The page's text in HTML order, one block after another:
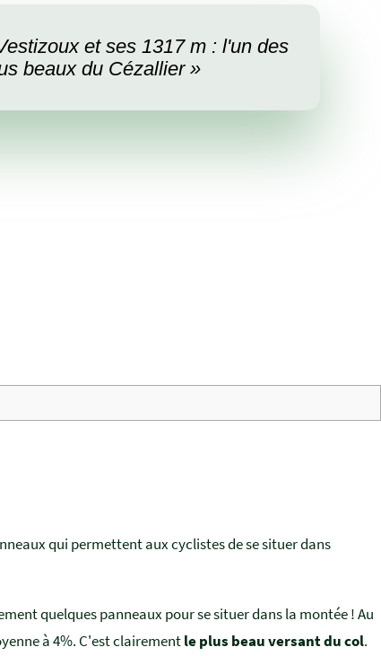
et ses 1317 m : l'un des
beaux du Cézallier »
qui permettent aux cyclistes de se situer dans
quelques panneaux pour se situer dans la montée ! Au
à 4%. C'est clairementle plus beau versant du col.